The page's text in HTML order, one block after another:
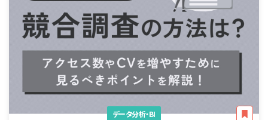
データ分析・BI